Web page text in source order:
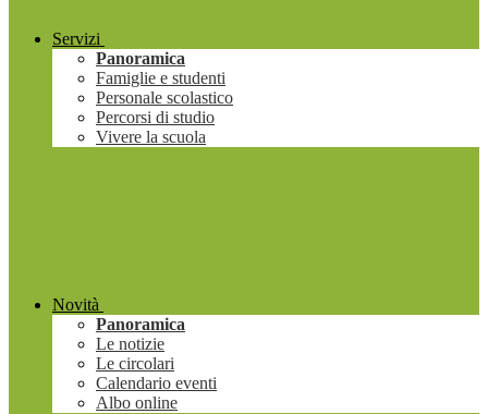
Servizi
Panoramica
Famiglie e studenti
Personale scolastico
Percorsi di studio
Vivere la scuola
Novità
Panoramica
Le notizie
Le circolari
Calendario eventi
Albo online